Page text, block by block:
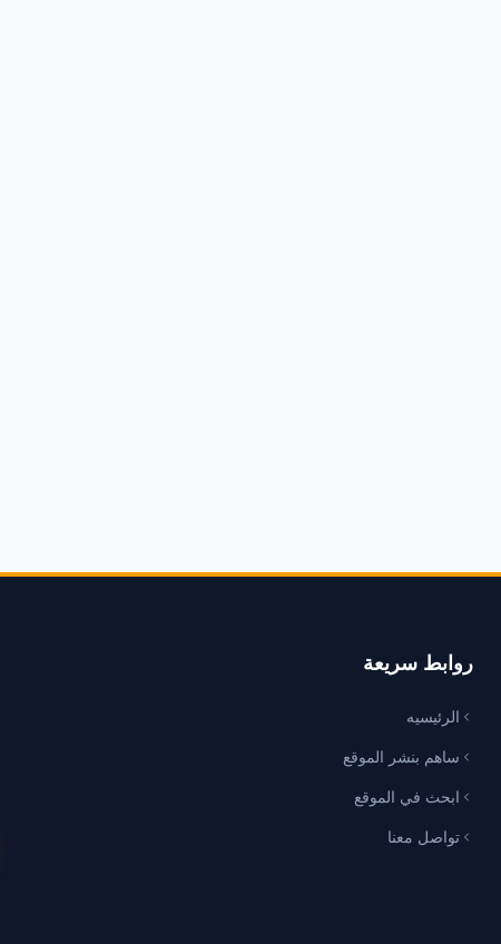
روابط سريعة
الرئيسيه
ساهم بنشر الموقع
ابحث في الموقع
تواصل معنا